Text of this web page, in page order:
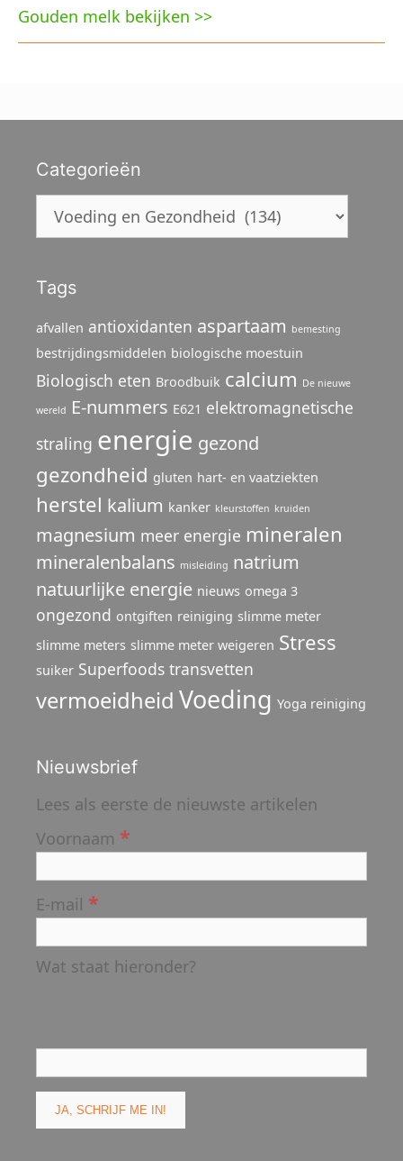
Gouden melk bekijken >>
Categorieën
Categorieën
Tags
afvallen antioxidanten aspartaam bemesting
bestrijdingsmiddelen biologische moestuin
Biologisch eten Broodbuik calcium De nieuwe
wereld E-nummers E621 elektromagnetische
straling energie gezond
gezondheid gluten hart- en vaatziekten
herstel kalium kanker kleurstoffen kruiden
magnesium meer energie mineralen
mineralenbalans misleiding natrium
natuurlijke energie nieuws omega 3
ongezond ontgiften reiniging slimme meter
slimme meters slimme meter weigeren Stress
suiker Superfoods transvetten
vermoeidheid Voeding Yoga reiniging
Nieuwsbrief
Lees als eerste de nieuwste artikelen
Voornaam *
E-mail *
Wat staat hieronder?